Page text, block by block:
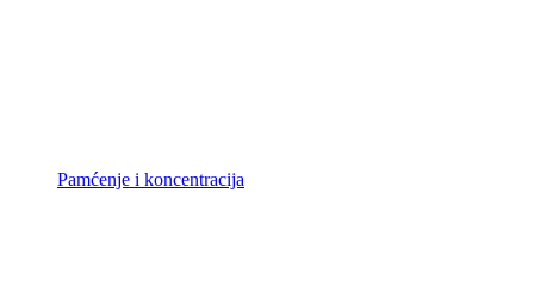
Pamćenje i koncentracija